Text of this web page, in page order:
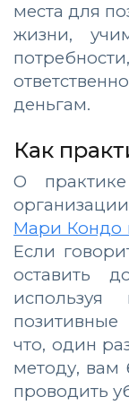
места для
жизни,
деньгам.
Как
О
Мари Кондо
Если
оставить
что, один
методу, вам
проводить